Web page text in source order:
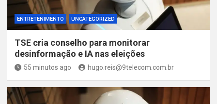
ENTRETENIMENTO UNCATEGORIZED
TSE cria conselho para monitorar
desinformação e IA nas eleições
55 minutos ago hugo.reis@9telecom.com.br